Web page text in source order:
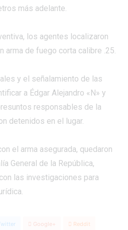
más adelante.
los agentes localizaron
arma de fuego corta calibre .25.
y el señalamiento de las
a Édgar Alejandro «N» y
responsables de la
detenidos en el lugar.
el arma asegurada, quedaron
General de la República,
las investigaciones para
Google+ Reddit